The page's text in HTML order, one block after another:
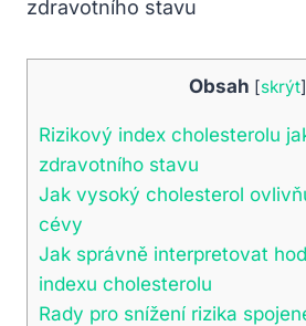
Obsah [skrýt]
Rizikový index cholesterolu
zdravotního stavu
Jak vysoký cholesterol
cévy
Jak správně interpretovat
indexu cholesterolu
Rady pro ⁣snížení rizika